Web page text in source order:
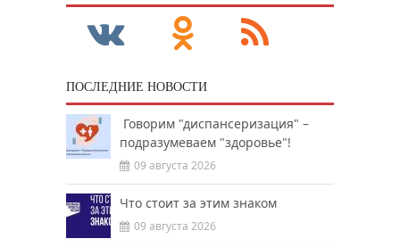
ПОСЛЕДНИЕ НОВОСТИ
Говорим "диспансеризация" –
подразумеваем "здоровье"!
09 августа 2026
Что стоит за этим знаком
09 августа 2026